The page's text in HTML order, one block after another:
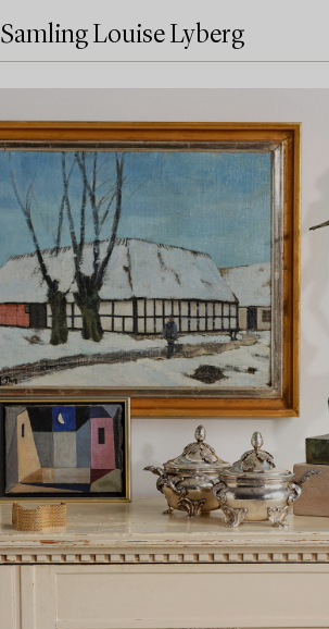
Samling Louise Lyberg